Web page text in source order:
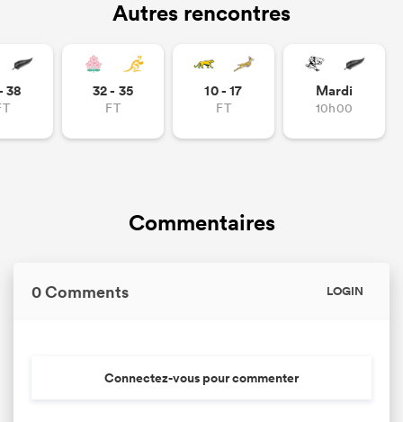
Autres rencontres
38 32 - 35
FT
10 - 17
FT
Mardi
10h00
Commentaires
0 Comments LOGIN
Connectez-vous pour commenter